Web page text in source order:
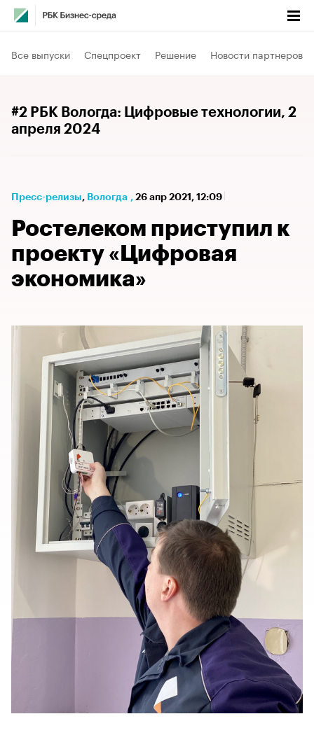
Все выпуски Спецпроект Решение Новости партнеров
#2 РБК Вологда: Цифровые технологии, 2
апреля 2024
Пресс-релизы⁠, Вологда , 26 апр 2021, 12:09
Ростелеком приступил к
проекту «Цифровая
экономика»